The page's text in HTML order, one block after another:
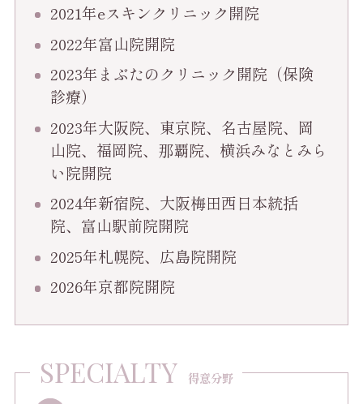
2021年eスキンクリニック開院
2022年富山院開院
2023年まぶたのクリニック開院（保険
診療）
2023年大阪院、東京院、名古屋院、岡
山院、福岡院、那覇院、横浜みなとみら
い院開院
2024年新宿院、大阪梅田西日本統括
院、富山駅前院開院
2025年札幌院、広島院開院
2026年京都院開院
SPECIALTY 得意分野